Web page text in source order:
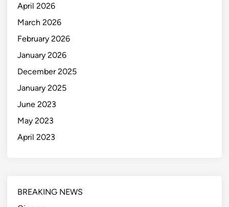
April 2026
March 2026
February 2026
January 2026
December 2025
January 2025
June 2023
May 2023
April 2023
BREAKING NEWS